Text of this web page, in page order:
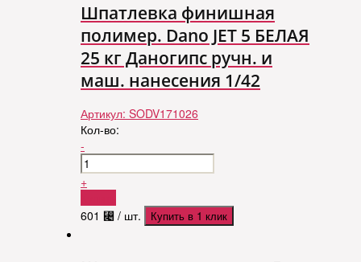
Шпатлевка финишная
полимер. Dano JET 5 БЕЛАЯ
25 кг Даногипс ручн. и
маш. нанесения 1/42
Артикул: SODV171026
Кол-во:
-
+
601 ⃄ / шт. Купить в 1 клик